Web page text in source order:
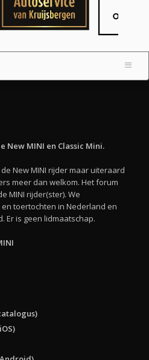
New MINI en Classic Mini.
New MINI rijder maar uiteraard
meer dan welkom. Het forum
MINI rijder(ster). We
toertochten in Nederland en
Er is geen lidmaatschap.